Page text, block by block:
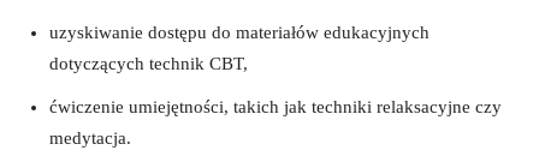
uzyskiwanie dostępu do materiałów⁢ edukacyjnych
dotyczących ​technik CBT,
ćwiczenie ⁣umiejętności,⁣ takich jak techniki relaksacyjne czy
medytacja.